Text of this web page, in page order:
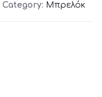
Category: Μπρελόκ